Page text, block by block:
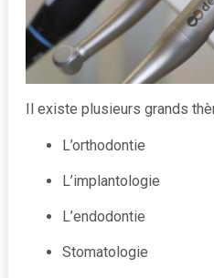
Il existe plusieurs grands
L’orthodontie
L’implantologie
L’endodontie
Stomatologie